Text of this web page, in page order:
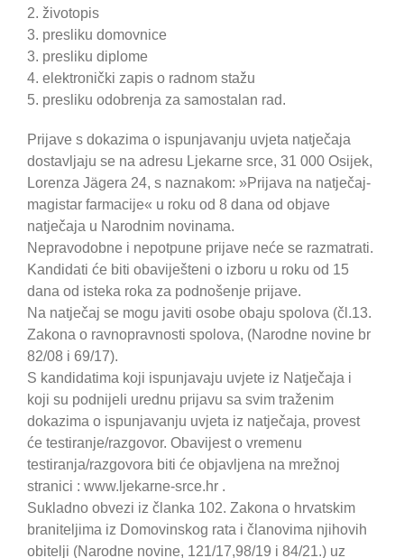
2. životopis
3. presliku domovnice
3. presliku diplome
4. elektronički zapis o radnom stažu
5. presliku odobrenja za samostalan rad.
Prijave s dokazima o ispunjavanju uvjeta natječaja
dostavljaju se na adresu Ljekarne srce, 31 000 Osijek,
Lorenza Jägera 24, s naznakom: »Prijava na natječaj-
magistar farmacije« u roku od 8 dana od objave
natječaja u Narodnim novinama.
Nepravodobne i nepotpune prijave neće se razmatrati.
Kandidati će biti obaviješteni o izboru u roku od 15
dana od isteka roka za podnošenje prijave.
Na natječaj se mogu javiti osobe obaju spolova (čl.13.
Zakona o ravnopravnosti spolova, (Narodne novine br
82/08 i 69/17).
S kandidatima koji ispunjavaju uvjete iz Natječaja i
koji su podnijeli urednu prijavu sa svim traženim
dokazima o ispunjavanju uvjeta iz natječaja, provest
će testiranje/razgovor. Obavijest o vremenu
testiranja/razgovora biti će objavljena na mrežnoj
stranici : www.ljekarne-srce.hr .
Sukladno obvezi iz članka 102. Zakona o hrvatskim
braniteljima iz Domovinskog rata i članovima njihovih
obitelji (Narodne novine, 121/17,98/19 i 84/21.) uz